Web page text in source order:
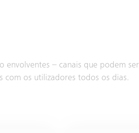
envolventes – canais que podem ser
os utilizadores todos os dias.